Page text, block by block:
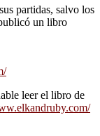
partidas, salvo los
un libro
leer el libro de